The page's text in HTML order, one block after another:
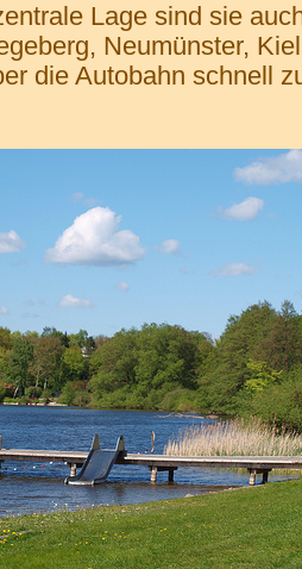
Lage sind sie
Neumünster,
die Autobahn schnell